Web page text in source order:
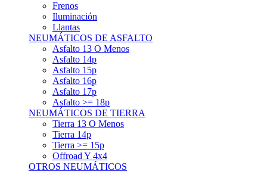
Frenos
Iluminación
Llantas
NEUMÁTICOS DE ASFALTO
Asfalto 13 O Menos
Asfalto 14p
Asfalto 15p
Asfalto 16p
Asfalto 17p
Asfalto >= 18p
NEUMÁTICOS DE TIERRA
Tierra 13 O Menos
Tierra 14p
Tierra >= 15p
Offroad Y 4x4
OTROS NEUMÁTICOS